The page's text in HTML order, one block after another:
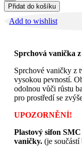
Přidat do košíku
Add to wishlist
Sprchová vanička
Sprchové vaničky z
vysokou pevností.
odolnou vůči růstu
pro prostředí se
UPOZORNĚNÍ!
Plastový sifon
vaničky. (je součástí